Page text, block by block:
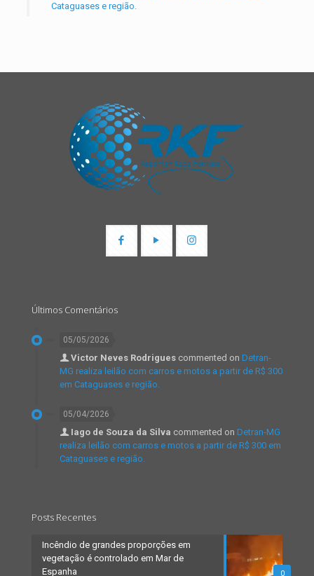
Cataguases e região.
Últimos Comentários
05/05/2026
Victor Neves Rodrigues commented on Detran-
MG realiza leilão com carros e motos a partir de R$ 300
em Cataguases e região.
05/04/2026
Iago de Souza da Silva commented on Detran-MG
realiza leilão com carros e motos a partir de R$ 300 em
Cataguases e região.
Posts Recentes
0
Incêndio de grandes proporções em
vegetação é controlado em Mar de
Espanha